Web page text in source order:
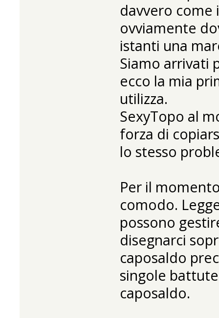
davvero
ovviamente
istanti una
Siamo arrivati
ecco la mia
utilizza.
SexyTopo al
forza di
lo stesso
Per il
comodo.
possono
disegnarci
caposaldo
singole
caposaldo.